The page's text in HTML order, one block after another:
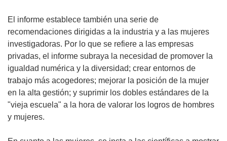
El informe establece también una serie de
recomendaciones dirigidas a la industria y a las mujeres
investigadoras. Por lo que se refiere a las empresas
privadas, el informe subraya la necesidad de promover la
igualdad numérica y la diversidad; crear entornos de
trabajo más acogedores; mejorar la posición de la mujer
en la alta gestión; y suprimir los dobles estándares de la
"vieja escuela" a la hora de valorar los logros de hombres
y mujeres.